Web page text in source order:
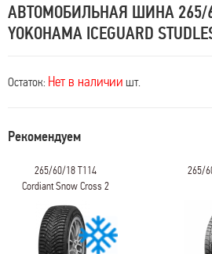
АВТОМОБИЛЬНАЯ ШИНА 265/
YOKOHAMA ICEGUARD
Остаток: Нет в наличии шт.
Рекомендуем
265/60/18 T114
Cordiant Snow Cross 2
SUV
265/